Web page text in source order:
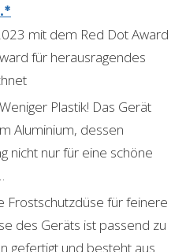
mit dem Red Dot Award
für herausragendes
Plastik! Das Gerät
Aluminium, dessen
nicht nur für eine schöne
Frostschutzdüse für feinere
des Geräts ist passend zu
gefertigt und besteht aus